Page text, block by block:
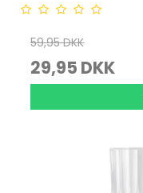
59,95 DKK
29,95 DKK